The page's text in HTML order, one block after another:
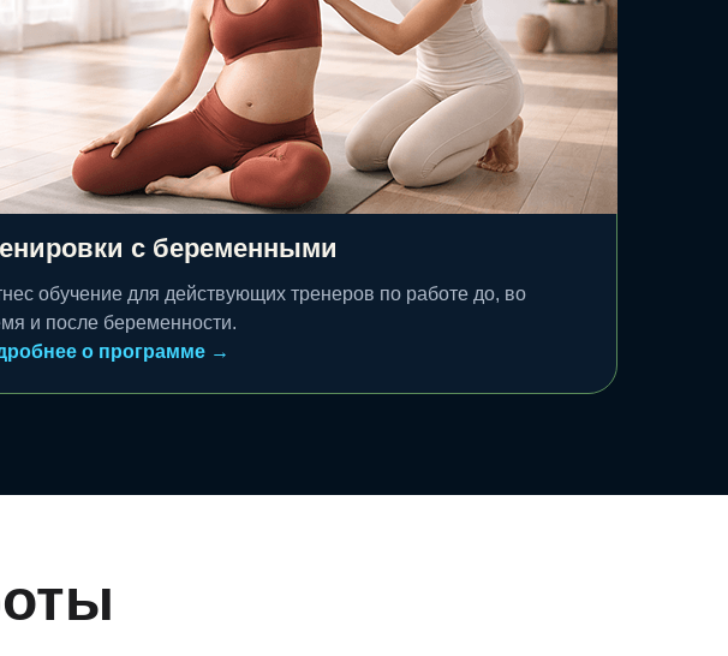
с беременными
обучение для действующих тренеров по работе до, во
и после беременности.
о программе →